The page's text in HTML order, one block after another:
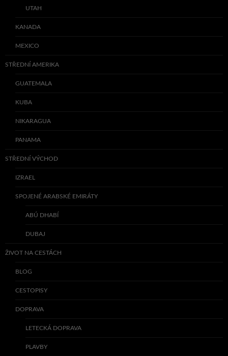
UTAH
KANADA
MEXICO
STŘEDNÍ AMERIKA
GUATEMALA
KUBA
NIKARAGUA
PANAMA
STŘEDNÍ VÝCHOD
IZRAEL
SPOJENÉ ARABSKÉ EMIRÁTY
ABÚ DHABÍ
DUBAJ
ŽIVOT NA CESTÁCH
BLOG
CESTOPISY
DOPRAVA
LETECKÁ DOPRAVA
PLAVBY